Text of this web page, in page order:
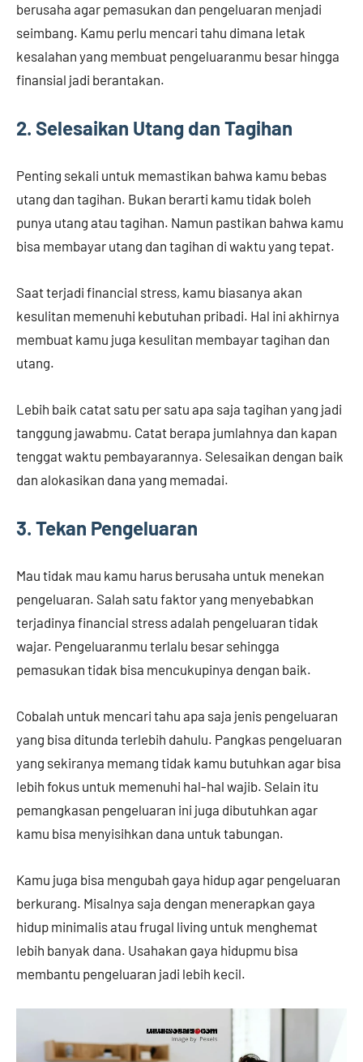
berusaha agar pemasukan dan pengeluaran menjadi
seimbang. Kamu perlu mencari tahu dimana letak
kesalahan yang membuat pengeluaranmu besar hingga
finansial jadi berantakan.
2. Selesaikan Utang dan Tagihan
Penting sekali untuk memastikan bahwa kamu bebas
utang dan tagihan. Bukan berarti kamu tidak boleh
punya utang atau tagihan. Namun pastikan bahwa kamu
bisa membayar utang dan tagihan di waktu yang tepat.
Saat terjadi financial stress, kamu biasanya akan
kesulitan memenuhi kebutuhan pribadi. Hal ini akhirnya
membuat kamu juga kesulitan membayar tagihan dan
utang.
Lebih baik catat satu per satu apa saja tagihan yang jadi
tanggung jawabmu. Catat berapa jumlahnya dan kapan
tenggat waktu pembayarannya. Selesaikan dengan baik
dan alokasikan dana yang memadai.
3. Tekan Pengeluaran
Mau tidak mau kamu harus berusaha untuk menekan
pengeluaran. Salah satu faktor yang menyebabkan
terjadinya financial stress adalah pengeluaran tidak
wajar. Pengeluaranmu terlalu besar sehingga
pemasukan tidak bisa mencukupinya dengan baik.
Cobalah untuk mencari tahu apa saja jenis pengeluaran
yang bisa ditunda terlebih dahulu. Pangkas pengeluaran
yang sekiranya memang tidak kamu butuhkan agar bisa
lebih fokus untuk memenuhi hal-hal wajib. Selain itu
pemangkasan pengeluaran ini juga dibutuhkan agar
kamu bisa menyisihkan dana untuk tabungan.
Kamu juga bisa mengubah gaya hidup agar pengeluaran
berkurang. Misalnya saja dengan menerapkan gaya
hidup minimalis atau frugal living untuk menghemat
lebih banyak dana. Usahakan gaya hidupmu bisa
membantu pengeluaran jadi lebih kecil.